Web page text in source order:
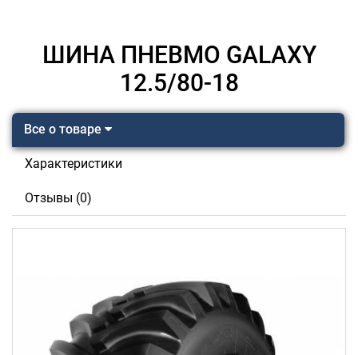
ШИНА ПНЕВМО GALAXY
12.5/80-18
Все о товаре
Характеристики
Отзывы (0)